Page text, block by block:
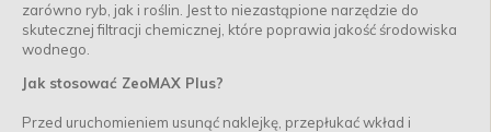
zarówno ryb, jak i roślin. Jest to niezastąpione narzędzie do
skutecznej filtracji chemicznej, które poprawia jakość środowiska
wodnego.
Jak stosować ZeoMAX Plus?
Przed uruchomieniem usunąć naklejkę, przepłukać wkład i